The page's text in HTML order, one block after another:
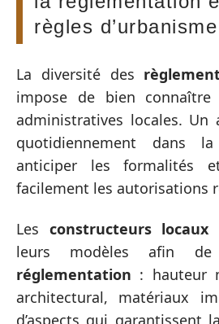
règles
La diversité des
impose de bien connaître
administratives locales. Un
quotidiennement dans
anticiper les formalités
facilement les autorisations
Les constructeurs locaux
leurs modèles afin
réglementation : hauteur
architectural, matériaux
d’aspects qui garantissent